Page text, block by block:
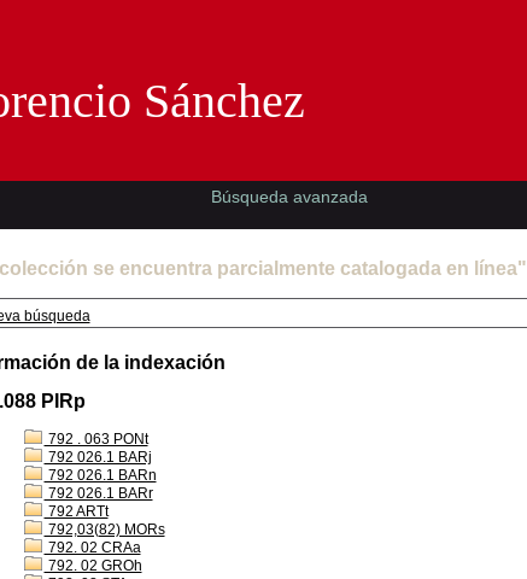
se encuentra parcialmente catalogada en línea"
búsqueda
de la indexación
PIRp
792 . 063 PONt
792 026.1 BARj
792 026.1 BARn
792 026.1 BARr
792 ARTt
792,03(82) MORs
792. 02 CRAa
792. 02 GROh
Sánchez
Búsqueda avanzada